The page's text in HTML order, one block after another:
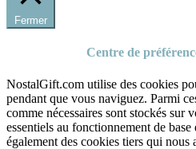
Fermer
Centre de
NostalGift.com utilise des cookies
pendant que vous naviguez. Parmi
comme nécessaires sont stockés sur
essentiels au fonctionnement de
également des cookies tiers qui nous